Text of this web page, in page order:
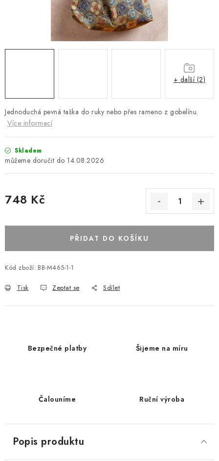
Platba a doprava
Reklamační řád
Všeobecné obchodní podmínky
Jak využíváme cookies
Ochrana osobních údajů
Odstoupení od smlouvy
Jednoduchá pevná taška do ruky nebo přes rameno z gobelínu.
Více informací
Skladem
14.08.2026
748 Kč
PŘIDAT DO KOŠÍKU
Kód zboží: BB-M465-1-1
Tisk Zeptat se Sdílet
+ další (2)
Bezpečné platby Šijeme na míru
Čalouníme Ruční výroba
Popis produktu